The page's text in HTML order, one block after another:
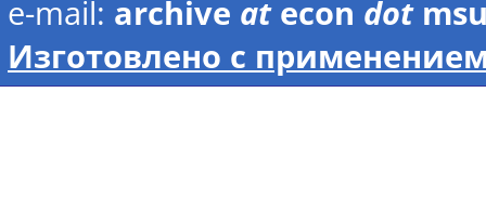
e-mail: archive atecon dot
Изготовлено с